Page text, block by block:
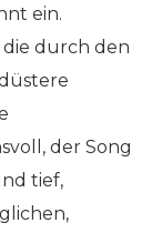
ein.
die durch den
der Song
tief,